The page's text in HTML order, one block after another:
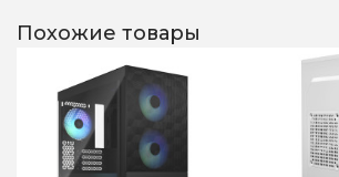
Похожие товары